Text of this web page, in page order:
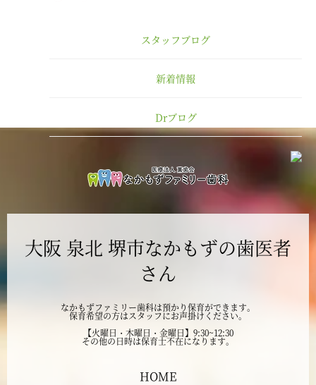
2024年12月
2024年11月
2024年9月
2024年8月
2024年7月
スタッフブログ
新着情報
Drブログ
大阪 泉北 堺市なかもずの歯医者
さん
なかもずファミリー歯科は預かり保育ができます。
保育希望の方はスタッフにお声掛けください。
【火曜日・木曜日・金曜日】9:30~12:30
その他の日時は保育士不在になります。
HOME